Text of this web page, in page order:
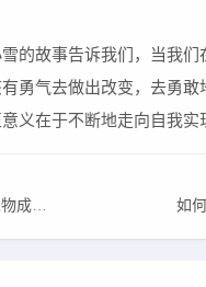
的故事告诉我们，当我
勇气去做出改变，去勇敢
义在于不断地走向自我实
分析
如